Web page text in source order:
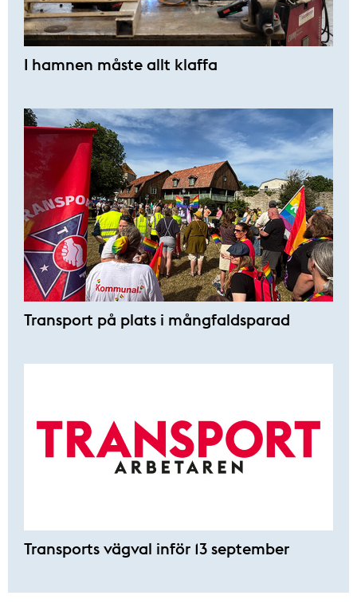
I hamnen måste allt klaffa
Transport på plats i mångfaldsparad
Transports vägval inför 13 september